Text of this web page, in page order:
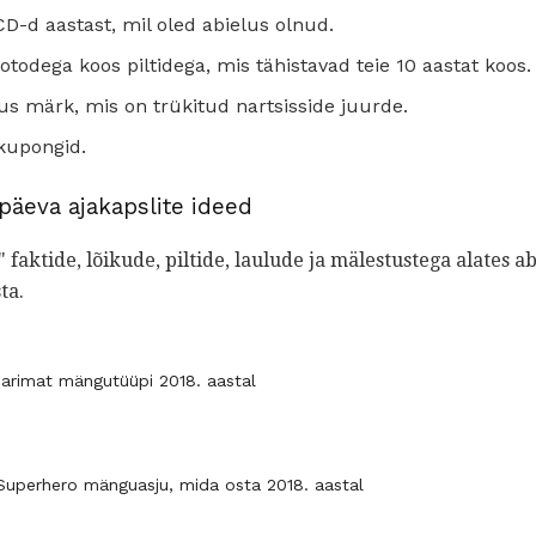
d aastast, mil oled abielus olnud.
koos piltidega, mis tähistavad teie 10 aastat koos.
märk, mis on trükitud nartsisside juurde.
ajakapslite ideed
lõikude, piltide, laulude ja mälestustega alates
mängutüüpi 2018. aastal
mänguasju, mida osta 2018. aastal